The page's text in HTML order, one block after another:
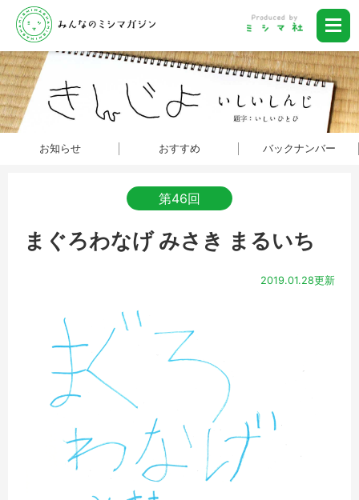
お知らせ おすすめ バックナンバー
第46回
まぐろわなげ みさき まるいち
2019.01.28更新